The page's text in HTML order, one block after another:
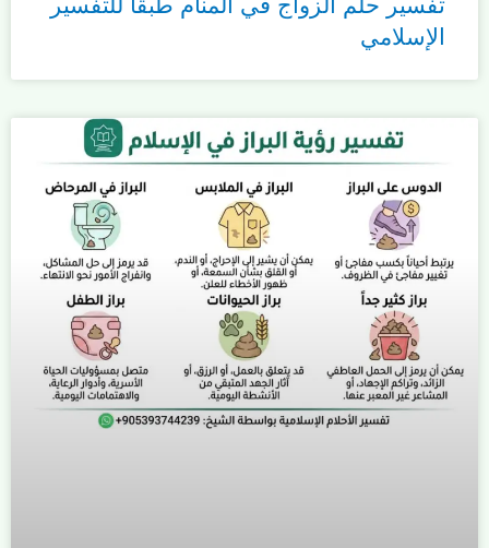
الإسلامي